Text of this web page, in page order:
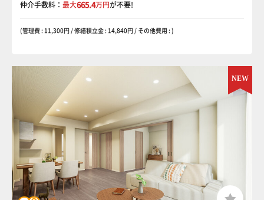
仲介手数料： 最大665.4万円が不要!
(管理費 : 11,300円 / 修繕積立金 : 14,840円 / その他費用 : )